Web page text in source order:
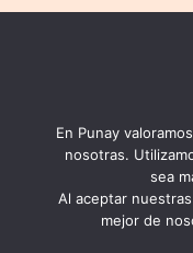
Mi cuenta
En Punay
nosotras.
sea
Al aceptar
mejor de